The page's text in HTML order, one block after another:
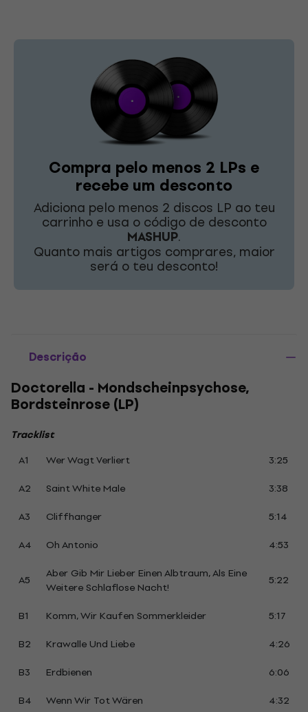
Compra pelo menos 2 LPs e
recebe um desconto
Adiciona pelo menos 2 discos LP ao teu
carrinho e usa o código de desconto
MASHUP.
Quanto mais artigos comprares, maior
será o teu desconto!
Descrição
Doctorella - Mondscheinpsychose,
Bordsteinrose (LP)
Tracklist
A1
Wer Wagt Verliert
3:25
A2
Saint White Male
3:38
A3
Cliffhanger
5:14
A4
Oh Antonio 4:53
A5
Aber Gib Mir Lieber Einen Albtraum, Als Eine
Weitere Schlaflose Nacht!
5:22
B1 Komm, Wir Kaufen Sommerkleider
5:17
B2
Krawalle Und Liebe
4:26
B3
Erdbienen
6:06
B4
Wenn Wir Tot Wären 4:32